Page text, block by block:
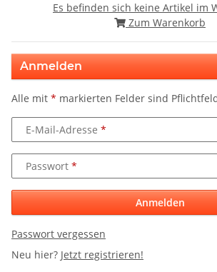
Es befinden sich keine Artikel im
Zum Warenkorb
Anmelden
Alle mit * markierten Felder sind
E-Mail-Adresse
Passwort
Anmelden
Passwort vergessen
Neu hier? Jetzt registrieren!